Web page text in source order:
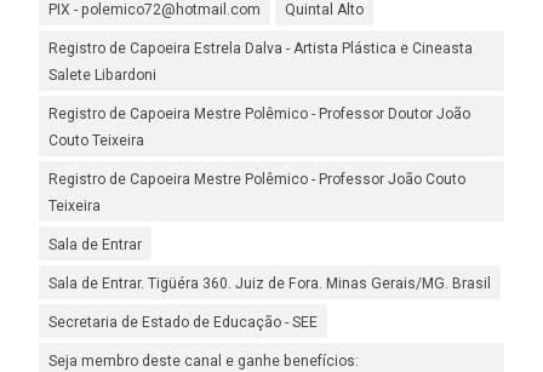
PIX - polemico72@hotmail.com Quintal Alto
Registro de Capoeira Estrela Dalva - Artista Plástica e Cineasta
Salete Libardoni
Registro de Capoeira Mestre Polêmico - Professor Doutor João
Couto Teixeira
Registro de Capoeira Mestre Polêmico - Professor João Couto
Teixeira
Sala de Entrar
Sala de Entrar. Tigüéra 360. Juiz de Fora. Minas Gerais/MG. Brasil
Secretaria de Estado de Educação - SEE
Seja membro deste canal e ganhe benefícios: